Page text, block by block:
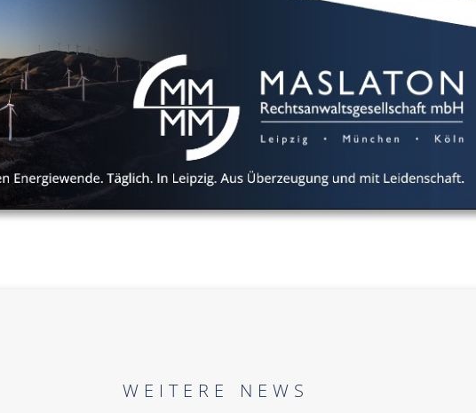
WEITERE NEWS